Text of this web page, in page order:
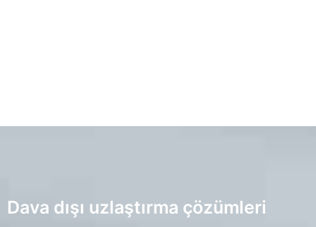
Dava dışı uzlaştırma çözümleri